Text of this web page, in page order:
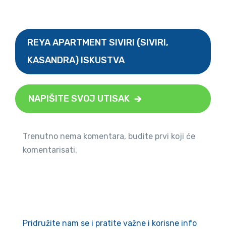
REYA APARTMENT SIVIRI (SIVIRI,
KASANDRA) ISKUSTVA
NAPIŠITE SVOJ UTISAK
Trenutno nema komentara, budite prvi koji će
komentarisati.
Pridružite nam se i pratite važne i korisne info